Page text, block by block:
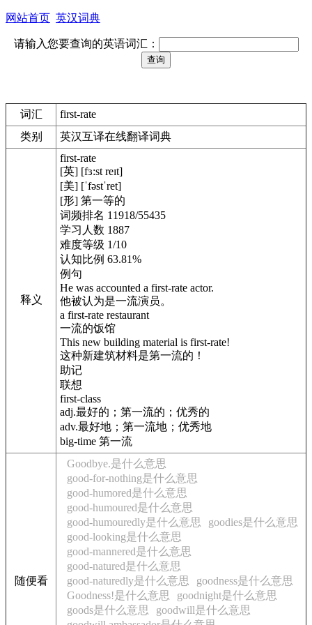
网站首页 英汉词典
请输入您要查询的英语词汇：
词汇
first-rate
类别
英汉互译在线翻译词典
释义
first-rate
[英] [fɜ:st reɪt]
[美] [ˈfəstˈret]
[形] 第一等的
词频排名 11918/55435
学习人数 1887
难度等级 1/10
认知比例 63.81%
例句
He was accounted a first-rate actor.
他被认为是一流演员。
a first-rate restaurant
一流的饭馆
This new building material is first-rate!
这种新建筑材料是第一流的！
助记
联想
first-class
adj.最好的；第一流的；优秀的
adv.最好地；第一流地；优秀地
big-time 第一流
随便看
Goodbye.是什么意思
good-for-nothing是什么意思
good-humored是什么意思
good-humoured是什么意思
good-humouredly是什么意思
goodies是什么意思
good-looking是什么意思
good-mannered是什么意思
good-natured是什么意思
good-naturedly是什么意思
goodness是什么意思
Goodness!是什么意思
goodnight是什么意思
goods是什么意思
goodwill是什么意思